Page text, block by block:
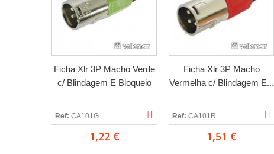
Ficha Xlr 3P Macho Verde
c/ Blindagem E Bloqueio
Ref: CA101G
1,22 €
Ficha Xlr 3P Macho
Vermelha c/ Blindagem E...
Ref: CA101R
1,51 €